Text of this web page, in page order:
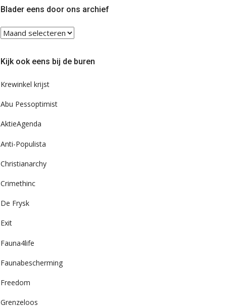
TwitterFacebook
Blader eens door ons archief
Blader
eens
ons
Kijk ook eens bij de buren
Krewinkel krijst
Abu Pessoptimist
AktieAgenda
Anti-Populista
Christianarchy
Crimethinc
De Frysk
Exit
Fauna4life
Faunabescherming
Freedom
Grenzeloos